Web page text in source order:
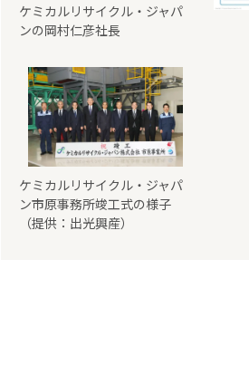
ケミカルリサイクル・ジャパ
ンの岡村仁彦社長
ケミカルリサイクル・ジャパ
ン市原事務所竣工式の様子
（提供：出光興産）